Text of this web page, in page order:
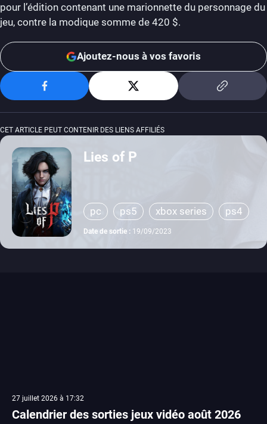
pour l’édition contenant une marionnette du personnage du
jeu, contre la modique somme de 420 $.
Ajoutez-nous à vos favoris
CET ARTICLE PEUT CONTENIR DES LIENS AFFILIÉS
Lies of P
pc ps5 xbox series
ps4
xbox one
switch 2
Date de sortie : 19/09/2023
27 juillet 2026 à 17:32
Calendrier des sorties jeux vidéo août 2026